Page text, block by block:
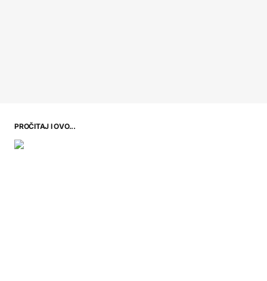
PROČITAJ I OVO...